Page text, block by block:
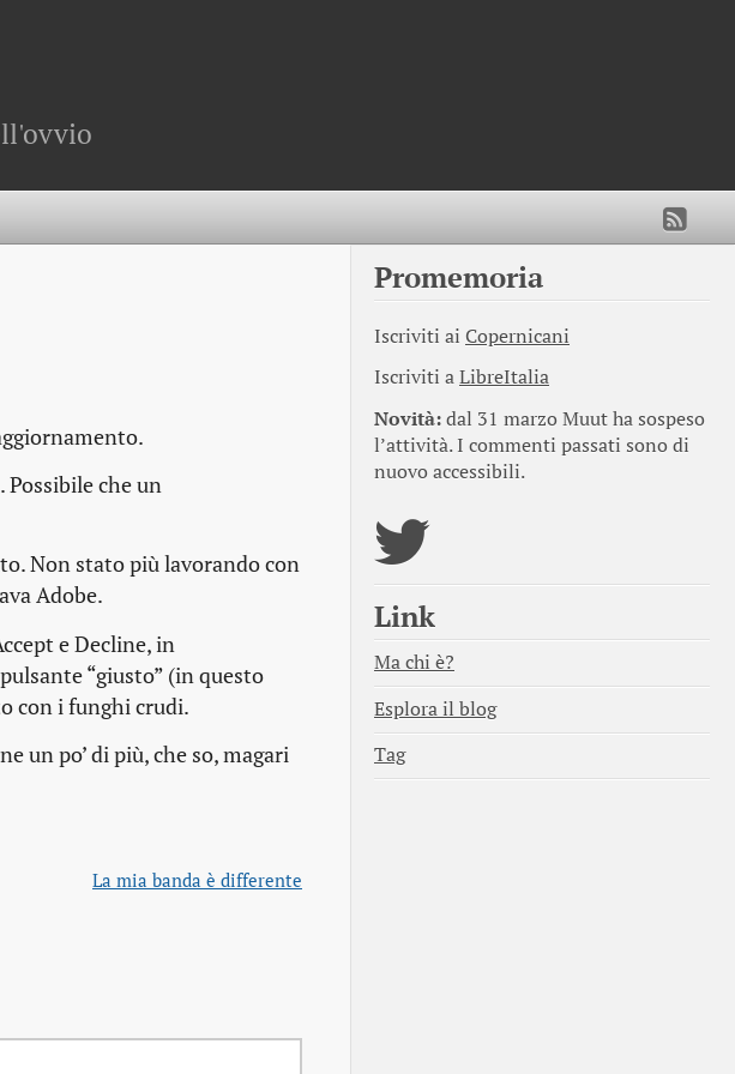
Possibile che un
Non stato più lavorando con
Adobe.
e Decline, in
“giusto” (in questo
con i funghi crudi.
un po’ di più, che so, magari
La mia banda è differente
Promemoria
Iscriviti ai Copernicani
Iscriviti aLibreItalia
Novità:dal 31 marzo Muut ha sospeso
l’attività. I commenti passati sono di
nuovo accessibili.
Link
Ma chi è?
Esplora il blog
Tag